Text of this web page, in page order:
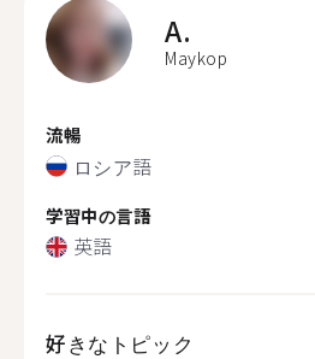
A.
Maykop
流暢
ロシア語
学習中の言語
英語
好きなトピック